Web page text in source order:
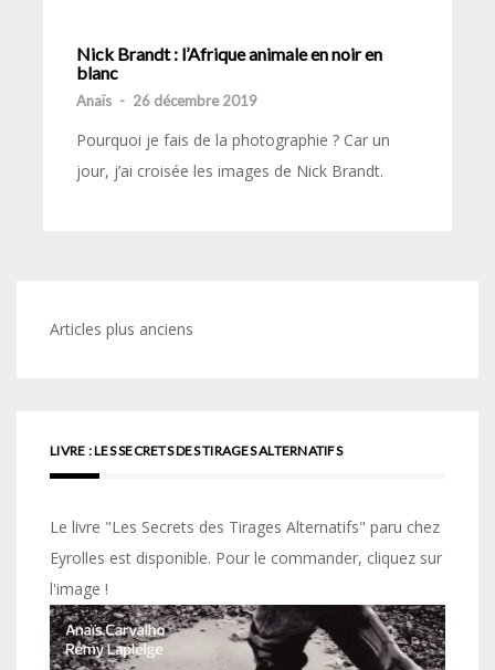
Nick Brandt : l’Afrique animale en noir en
blanc
Anaïs - 26 décembre 2019
Pourquoi je fais de la photographie ? Car un
jour, j’ai croisée les images de Nick Brandt.
Navigation
Articles plus anciens
LIVRE : LES SECRETS DES TIRAGES ALTERNATIFS
Le livre "Les Secrets des Tirages Alternatifs" paru chez
Eyrolles est disponible. Pour le commander, cliquez sur
l'image !